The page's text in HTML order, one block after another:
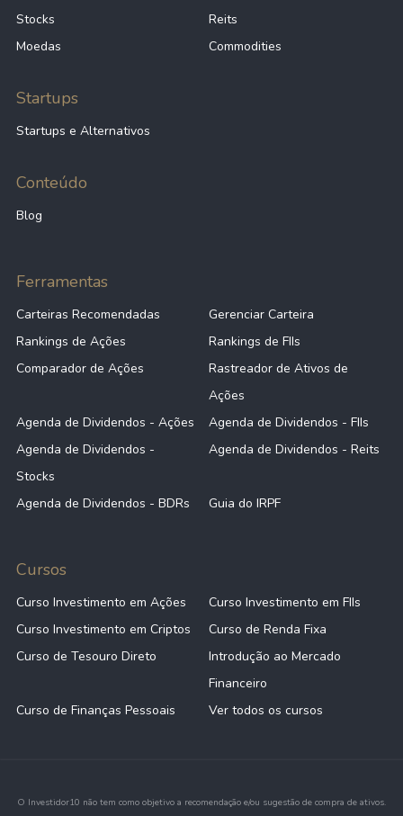
Stocks
Reits
Moedas
Commodities
Startups
Startups e Alternativos
Conteúdo
Blog
Ferramentas
Carteiras Recomendadas
Gerenciar Carteira
Rankings de Ações
Rankings de FIIs
Comparador de Ações
Rastreador de Ativos de
Ações
Agenda de Dividendos - Ações
Agenda de Dividendos - FIIs
Agenda de Dividendos -
Stocks
Agenda de Dividendos - Reits
Agenda de Dividendos - BDRs Guia do IRPF
Cursos
Curso Investimento em Ações
Curso Investimento em FIIs
Curso Investimento em Criptos
Curso de Renda Fixa
Curso de Tesouro Direto
Introdução ao Mercado
Financeiro
Curso de Finanças Pessoais
Ver todos os cursos
O Investidor10 não tem como objetivo a recomendação e/ou sugestão de compra de ativos.